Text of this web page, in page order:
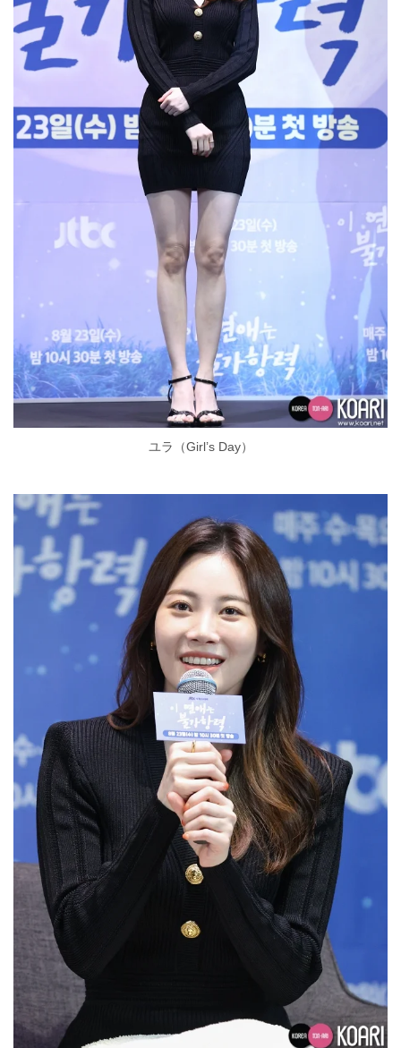
ユラ（Girl’s Day）